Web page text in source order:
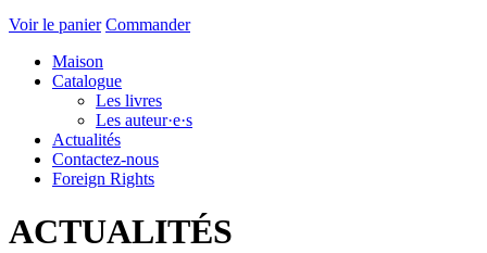
Voir le panier Commander
Maison
Catalogue
Les livres
Les auteur·e·s
Actualités
Contactez-nous
Foreign Rights
ACTUALITÉS